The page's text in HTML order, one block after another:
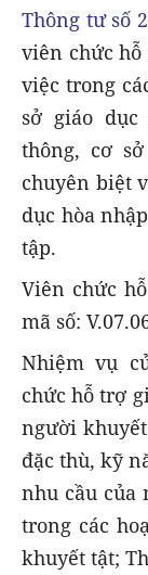
Thông tư số
viên chức
việc trong
sở giáo
thông, cơ
chuyên biệt
dục hòa
tập.
Viên chức
mã số:
Nhiệm vụ
chức hỗ trợ
người
đặc thù, kỹ
nhu cầu của
trong các
khuyết tật;